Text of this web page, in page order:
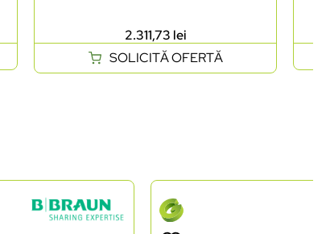
2.311,73 lei
SOLICITĂ OFERTĂ